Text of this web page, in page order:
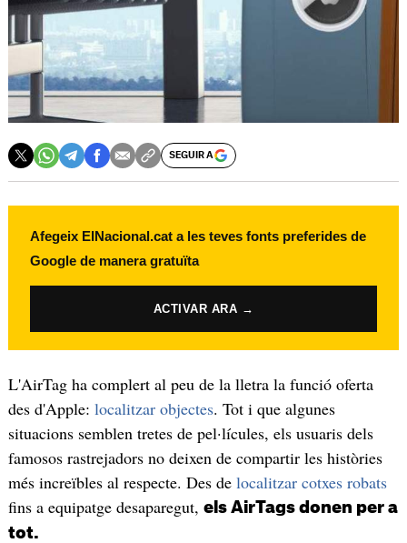
SEGUIR A
Afegeix ElNacional.cat a les teves fonts preferides de
Google de manera gratuïta
ACTIVAR ARA →
L'AirTag ha complert al peu de la lletra la funció oferta
des d'Apple: localitzar objectes. Tot i que algunes
situacions semblen tretes de pel·lícules, els usuaris dels
famosos rastrejadors no deixen de compartir les històries
més increïbles al respecte. Des de localitzar cotxes robats
fins a equipatge desaparegut, els AirTags donen per a
tot.